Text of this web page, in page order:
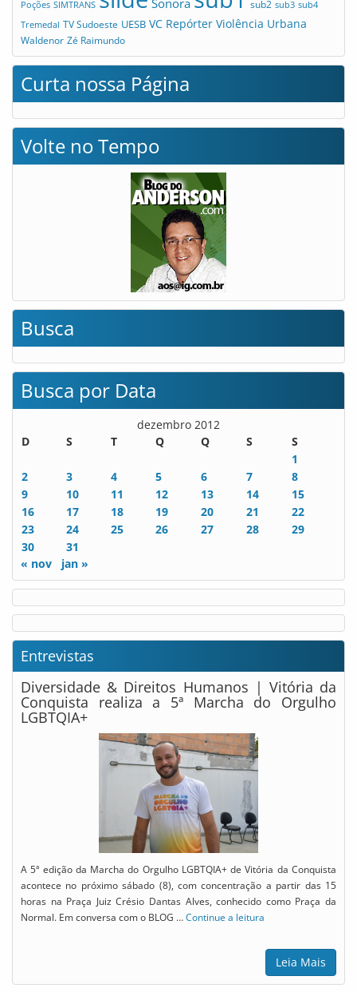
Poções SIMTRANS sub2 sub3 sub4
Tremedal TV Sudoeste UESB VC Repórter Violência Urbana
Waldenor Zé Raimundo
Curta nossa Página
Volte no Tempo
Busca
Busca por Data
dezembro 2012
D
S T Q Q S
S
1
2
3 4 5 6 7
8
9
10 11 12 13 14
15
16
17 18 19 20 21
22
23
24 25 26 27 28
29
30
31
« nov
jan »
Entrevistas
Diversidade & Direitos Humanos | Vitória da
Conquista realiza a 5ª Marcha do Orgulho
LGBTQIA+
A 5ª edição da Marcha do Orgulho LGBTQIA+ de Vitória da Conquista
acontece no próximo sábado (8), com concentração a partir das 15
horas na Praça Juiz Crésio Dantas Alves, conhecido como Praça da
Normal. Em conversa com o BLOG …Continue a leitura
Leia Mais